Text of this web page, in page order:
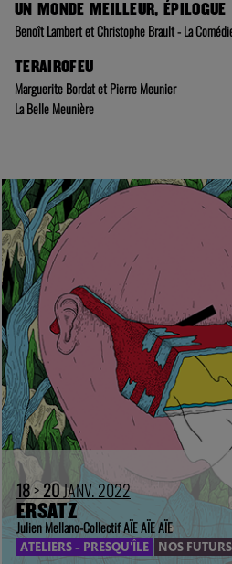
UN MONDE MEILLEUR, ÉPILOGUE
Benoît Lambert et Christophe Brault - La
TERAIROFEU
Marguerite Bordat et Pierre Meunier
La Belle Meunière
18>20JANV. 2022
ERSATZ
Julien Mellano-Collectif AÏE AÏE AÏE
ATELIERS - PRESQU'ÎLE NOS FUTURS